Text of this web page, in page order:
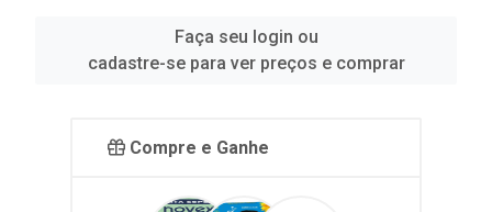
Faça seu login ou
cadastre-se para ver preços e comprar
Compre e Ganhe